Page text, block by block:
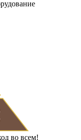
во всем!